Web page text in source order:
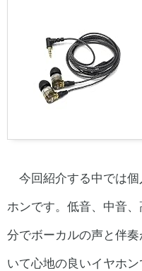
今回紹介する中では
ホンです。低音、中音
分でボーカルの声と伴
いて心地の良いイヤホン